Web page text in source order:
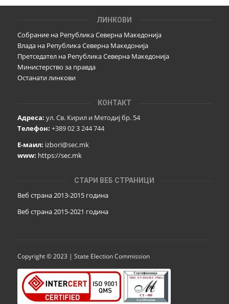
ЛИНКОВИ
Собрание на Република Северна Македонија
Влада на Република Северна Македонија
Претседател на Република Северна Македонија
Министерство за правда
Останати линкови
КОНТАКТ
Адреса: ул. Св. Кирил и Методиј бр. 54
Телефон: +389 02 3 244 744
Е-маил: izbori@sec.mk
www: https://sec.mk
СТАРИ ВЕБ СТРАНИЦИ
Веб страна 2013-2015 година
Веб страна 2015-2021 година
Copyright © 2023 | State Election Commission